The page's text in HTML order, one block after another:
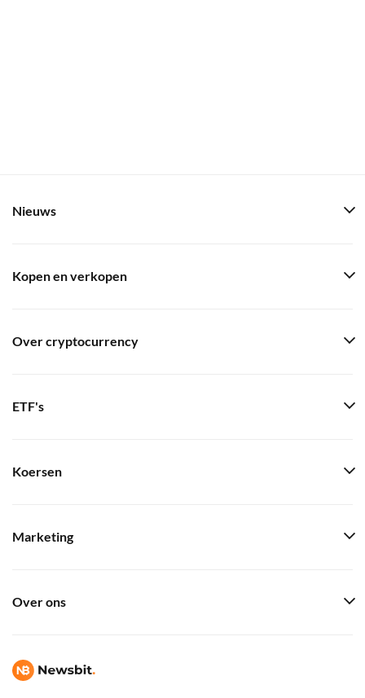
Nieuws
Kopen en verkopen
Over cryptocurrency
ETF's
Koersen
Marketing
Over ons